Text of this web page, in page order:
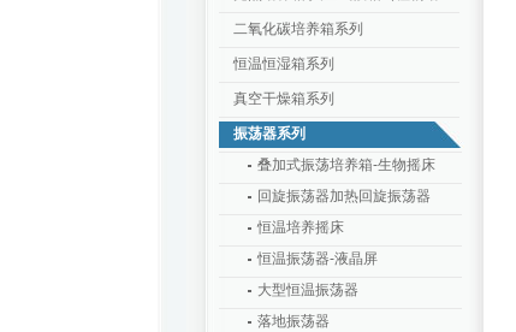
二氧化碳培养箱系列
恒温恒湿箱系列
真空干燥箱系列
振荡器系列
叠加式振荡培养箱-生物摇床
回旋振荡器加热回旋振荡器
恒温培养摇床
恒温振荡器-液晶屏
大型恒温振荡器
落地振荡器